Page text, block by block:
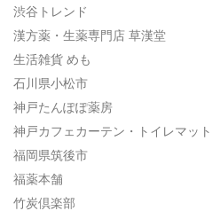
渋谷トレンド
漢方薬・生薬専門店 草漢堂
生活雑貨 めも
石川県小松市
神戸たんぽぽ薬房
神戸カフェカーテン・トイレマット
福岡県筑後市
福薬本舗
竹炭倶楽部